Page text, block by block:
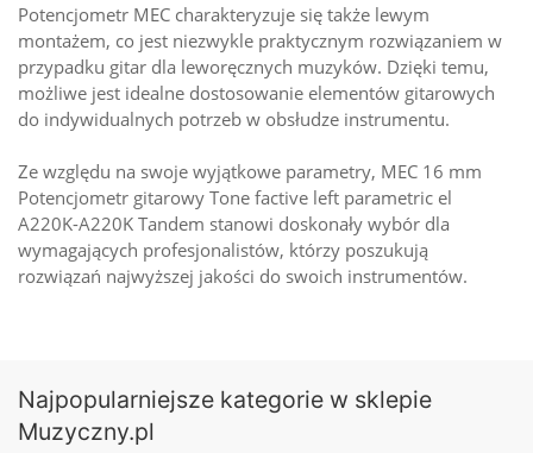
Potencjometr MEC charakteryzuje się także lewym
montażem, co jest niezwykle praktycznym rozwiązaniem w
przypadku gitar dla leworęcznych muzyków. Dzięki temu,
możliwe jest idealne dostosowanie elementów gitarowych
do indywidualnych potrzeb w obsłudze instrumentu.
Ze względu na swoje wyjątkowe parametry, MEC 16 mm
Potencjometr gitarowy Tone factive left parametric el
A220K-A220K Tandem stanowi doskonały wybór dla
wymagających profesjonalistów, którzy poszukują
rozwiązań najwyższej jakości do swoich instrumentów.
Najpopularniejsze kategorie w sklepie
Muzyczny.pl